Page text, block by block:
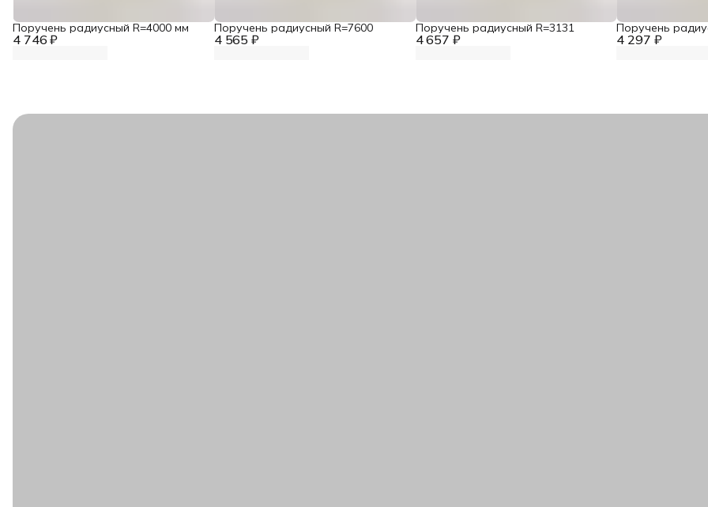
4 746 ₽
Поручень радиусный R=4000 мм
4 565 ₽
Поручень радиусный R=7600
4 657 ₽
Поручень радиусный R=3131
4 297 ₽
Поручень